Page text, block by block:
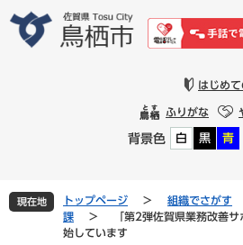
文
はじめ
ふりがな
背景色 白 黒 青
現在地 トップページ > 組織でさがす
課
>
「第2弾佐賀県業務改善
始しています